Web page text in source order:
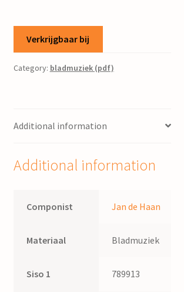
Verkrijgbaar bij
Category: bladmuziek (pdf)
Additional information
Additional information
Componist Jan de Haan
Materiaal Bladmuziek
Siso 1 789913